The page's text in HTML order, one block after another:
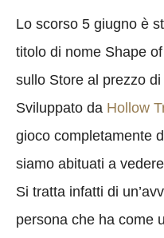
Lo scorso 5 giugno è
titolo di nome Shape
sullo Store al prezzo di
Sviluppato da Hollow
gioco completamente
siamo abituati a
Si tratta infatti di
persona che ha come